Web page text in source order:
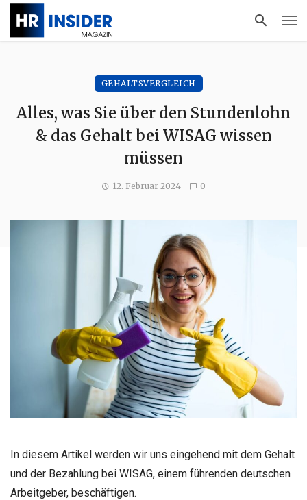
GEHALTSVERGLEICH
Alles, was Sie über den Stundenlohn
& das Gehalt bei WISAG wissen
müssen
12. Februar 2024 0
In diesem Artikel werden wir uns eingehend mit dem Gehalt
und der Bezahlung bei WISAG, einem führenden deutschen
Arbeitgeber, beschäftigen.